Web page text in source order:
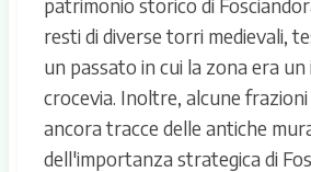
patrimonio storico di
resti di diverse torri medievali,
un passato in cui la zona era
crocevia. Inoltre, alcune
ancora tracce delle antiche
dell'importanza strategica di